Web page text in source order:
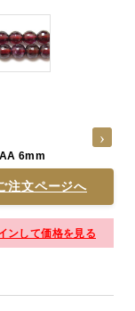
6mm
注文ページへ
ンして価格を見る